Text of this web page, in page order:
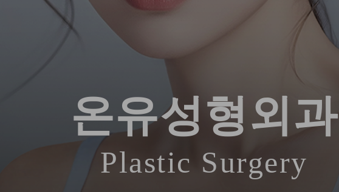
온유성형외과
Plastic Surgery